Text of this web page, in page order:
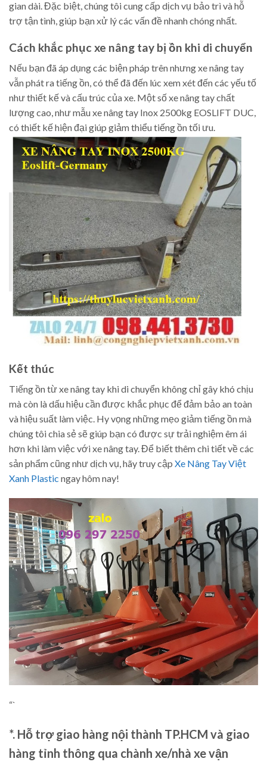
gian dài. Đặc biệt, chúng tôi cung cấp dịch vụ bảo trì và hỗ
trợ tận tình, giúp bạn xử lý các vấn đề nhanh chóng nhất.
Cách khắc phục xe nâng tay bị ồn khi di chuyển
Nếu bạn đã áp dụng các biện pháp trên nhưng xe nâng tay
vẫn phát ra tiếng ồn, có thể đã đến lúc xem xét đến các yếu tố
như thiết kế và cấu trúc của xe. Một số xe nâng tay chất
lượng cao, như mẫu xe nâng tay Inox 2500kg EOSLIFT DUC,
có thiết kế hiện đại giúp giảm thiểu tiếng ồn tối ưu.
Kết thúc
Tiếng ồn từ xe nâng tay khi di chuyển không chỉ gây khó chịu
mà còn là dấu hiệu cần được khắc phục để đảm bảo an toàn
và hiệu suất làm việc. Hy vọng những mẹo giảm tiếng ồn mà
chúng tôi chia sẻ sẽ giúp bạn có được sự trải nghiệm êm ái
hơn khi làm việc với xe nâng tay. Để biết thêm chi tiết về các
sản phẩm cũng như dịch vụ, hãy truy cập Xe Nâng Tay Việt
Xanh Plastic ngay hôm nay!
“`
*. Hỗ trợ giao hàng nội thành TP.HCM và giao
hàng tỉnh thông qua chành xe/nhà xe vận